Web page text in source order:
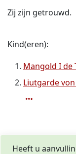
Zij zijn getrouwd.
Kind(eren):
Mangold I de
Liutgarde
Heeft u